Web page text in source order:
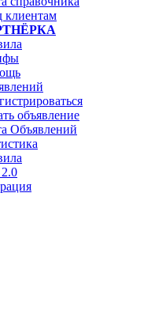
клиентам
объявление
Объявлений